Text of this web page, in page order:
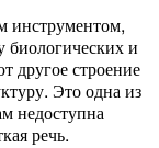
инструментом,
биологических и
другое строение
Это одна из
недоступна
речь.